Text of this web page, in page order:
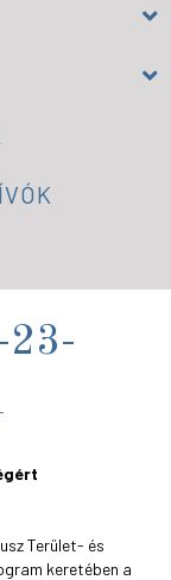
23-
Terület- és
keretében a